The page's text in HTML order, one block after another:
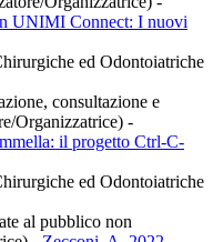
UNIMI Connect: I nuovi
ed Odontoiatriche
consultazione e
Organizzatrice) -
il progetto Ctrl-C-
ed Odontoiatriche
al pubblico non